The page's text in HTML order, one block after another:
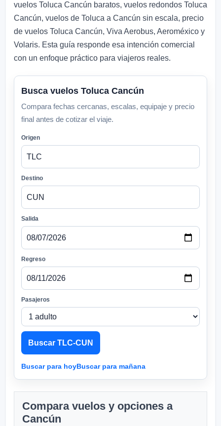
vuelos Toluca Cancún baratos, vuelos redondos Toluca
Cancún, vuelos de Toluca a Cancún sin escala, precio
de vuelos Toluca Cancún, Viva Aerobus, Aeroméxico y
Volaris. Esta guía responde esa intención comercial
con un enfoque práctico para viajeros reales.
Busca vuelos Toluca Cancún
Compara fechas cercanas, escalas, equipaje y precio
final antes de cotizar el viaje.
Origen
Destino
Salida
Regreso
Pasajeros
Buscar TLC-CUN
Buscar para hoyBuscar para mañana
Compara vuelos y opciones a
Cancún